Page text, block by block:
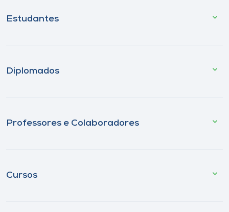
Estudantes
Diplomados
Professores e Colaboradores
Cursos